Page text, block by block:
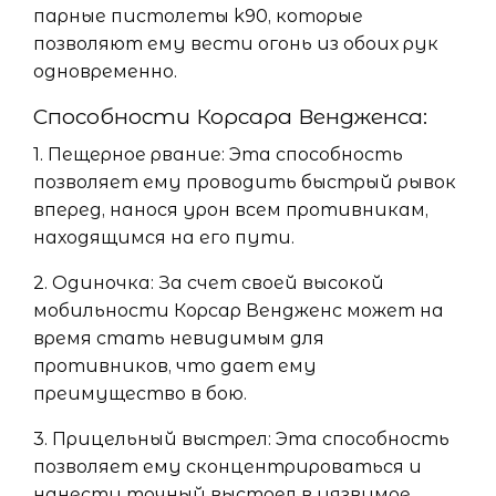
парные пистолеты k90, которые
позволяют ему вести огонь из обоих рук
одновременно.
Способности Корсара Вендженса:
1. Пещерное рвание: Эта способность
позволяет ему проводить быстрый рывок
вперед, нанося урон всем противникам,
находящимся на его пути.
2. Одиночка: За счет своей высокой
мобильности Корсар Вендженс может на
время стать невидимым для
противников, что дает ему
преимущество в бою.
3. Прицельный выстрел: Эта способность
позволяет ему сконцентрироваться и